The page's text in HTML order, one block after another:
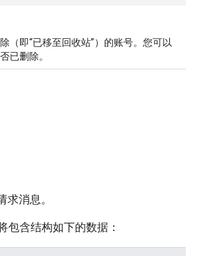
（即“已移至回收站”）的账号。您可以
已删除。
求消息。
包含结构如下的数据：